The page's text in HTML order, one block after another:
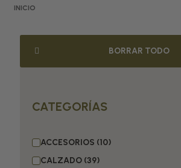
INICIO
BORRAR TODO
CATEGORÍAS
ACCESORIOS
CALZADO